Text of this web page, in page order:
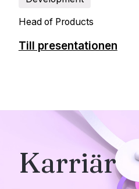
Head of Products
Till presentationen
Karriär